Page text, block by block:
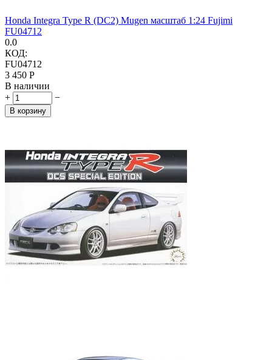
Honda Integra Type R (DC2) Mugen масштаб 1:24 Fujimi
FU04712
0.0
КОД:
FU04712
3 450 Р
В наличии
+
−
В корзину